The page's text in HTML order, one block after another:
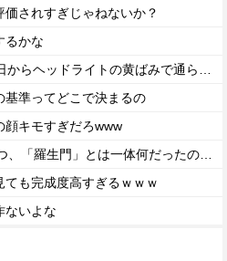
されすぎじゃねないか？
るかな
基準ってどこで決まるの
顔キモすぎだろwww
ても完成度高すぎるｗｗｗ
ないよな